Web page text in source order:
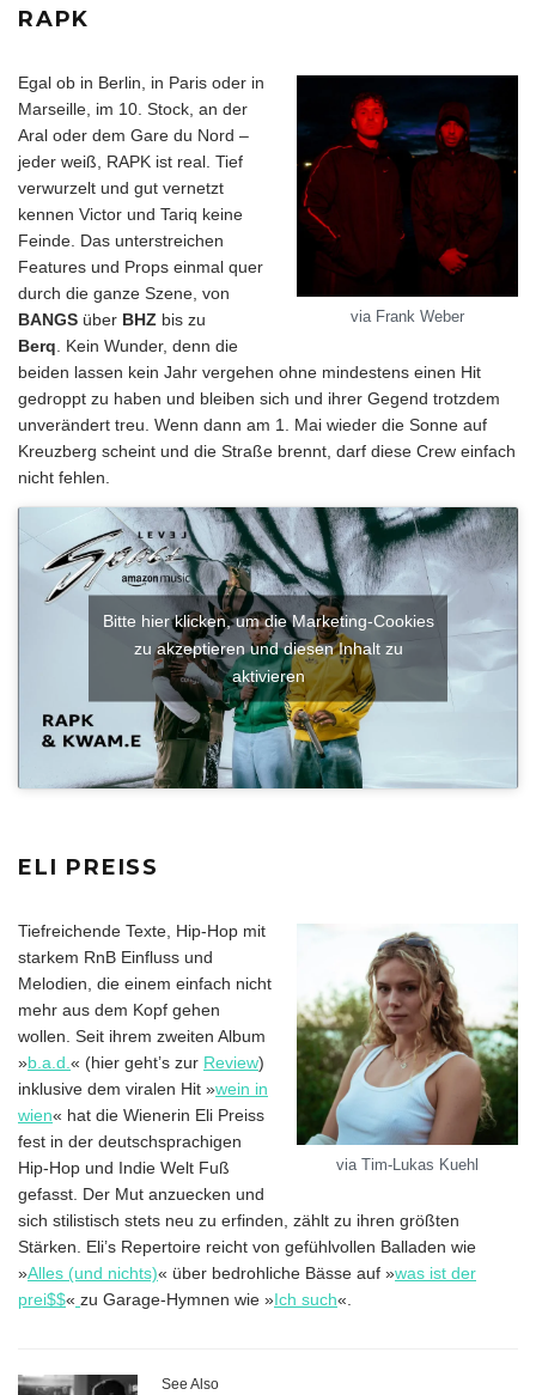
RAPK
via Frank Weber
Egal ob in Berlin, in Paris oder in
Marseille, im 10. Stock, an der
Aral oder dem Gare du Nord –
jeder weiß, RAPK ist real. Tief
verwurzelt und gut vernetzt
kennen Victor und Tariq keine
Feinde. Das unterstreichen
Features und Props einmal quer
durch die ganze Szene, von
BANGS über BHZ bis zu
Berq . Kein Wunder, denn die
beiden lassen kein Jahr vergehen ohne mindestens einen Hit
gedroppt zu haben und bleiben sich und ihrer Gegend trotzdem
unverändert treu. Wenn dann am 1. Mai wieder die Sonne auf
Kreuzberg scheint und die Straße brennt, darf diese Crew einfach
nicht fehlen.
Bitte hier klicken, um die Marketing-Cookies
zu akzeptieren und diesen Inhalt zu
aktivieren
ELI PREISS
via Tim-Lukas Kuehl
Tiefreichende Texte, Hip-Hop mit
starkem RnB Einfluss und
Melodien, die einem einfach nicht
mehr aus dem Kopf gehen
wollen. Seit ihrem zweiten Album
»b.a.d. « (hier geht’s zur Review)
inklusive dem viralen Hit »wein in
wien« hat die Wienerin Eli Preiss
fest in der deutschsprachigen
Hip-Hop und Indie Welt Fuß
gefasst. Der Mut anzuecken und
sich stilistisch stets neu zu erfinden, zählt zu ihren größten
Stärken. Eli’s Repertoire reicht von gefühlvollen Balladen wie
»Alles (und nichts)« über bedrohliche Bässe auf »was ist der
prei$$« zu Garage-Hymnen wie »Ich such«.
See Also